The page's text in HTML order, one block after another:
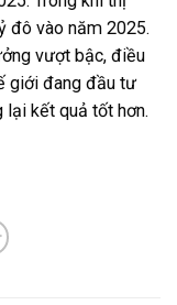
đô vào năm 2025.
vượt bậc, điều
giới đang đầu tư
lại kết quả tốt hơn.